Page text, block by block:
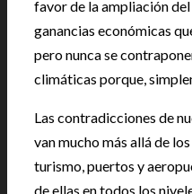
favor de la ampliación
ganancias económicas
pero nunca se
climáticas porque,
Las contradicciones de
van mucho más allá de
turismo, puertos y
de ellas en todos los